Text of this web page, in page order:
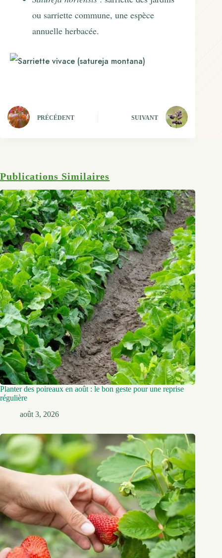
ou sarriette commune, une espèce
annuelle herbacée.
PRÉCÉDENT SUIVANT
Publications Similaires
Planter des poireaux en août : le bon geste pour une reprise
régulière
août 3, 2026